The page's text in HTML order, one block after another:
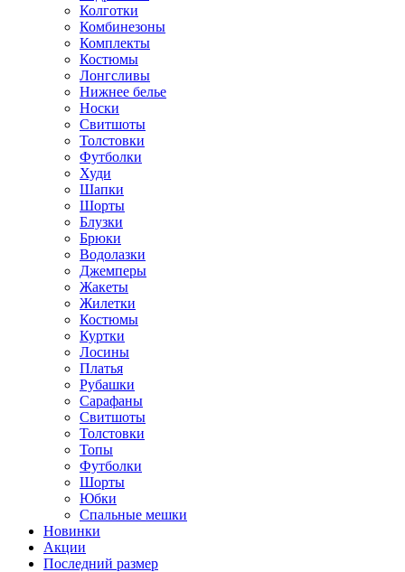
Колготки
Комбинезоны
Комплекты
Костюмы
Лонгсливы
Нижнее белье
Носки
Свитшоты
Толстовки
Футболки
Худи
Шапки
Шорты
Блузки
Брюки
Водолазки
Джемперы
Жакеты
Жилетки
Костюмы
Куртки
Лосины
Платья
Рубашки
Сарафаны
Свитшоты
Толстовки
Топы
Футболки
Шорты
Юбки
Спальные мешки
Новинки
Акции
Последний размер